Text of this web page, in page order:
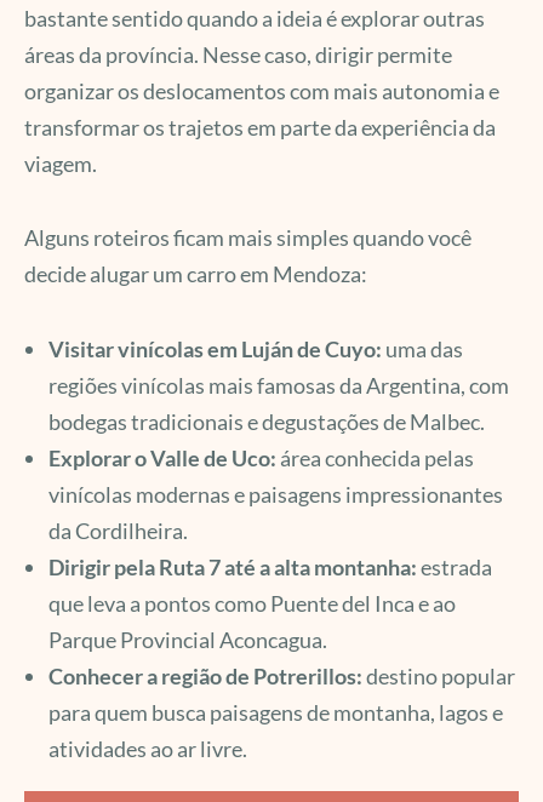
bastante sentido quando a ideia é explorar outras
áreas da província. Nesse caso, dirigir permite
organizar os deslocamentos com mais autonomia e
transformar os trajetos em parte da experiência da
viagem.
Alguns roteiros ficam mais simples quando você
decide alugar um carro em Mendoza:
Visitar vinícolas em Luján de Cuyo: uma das
regiões vinícolas mais famosas da Argentina, com
bodegas tradicionais e degustações de Malbec.
Explorar o Valle de Uco: área conhecida pelas
vinícolas modernas e paisagens impressionantes
da Cordilheira.
Dirigir pela Ruta 7 até a alta montanha:estrada
que leva a pontos como Puente del Inca e ao
Parque Provincial Aconcagua.
Conhecer a região de Potrerillos:destino popular
para quem busca paisagens de montanha, lagos e
atividades ao ar livre.